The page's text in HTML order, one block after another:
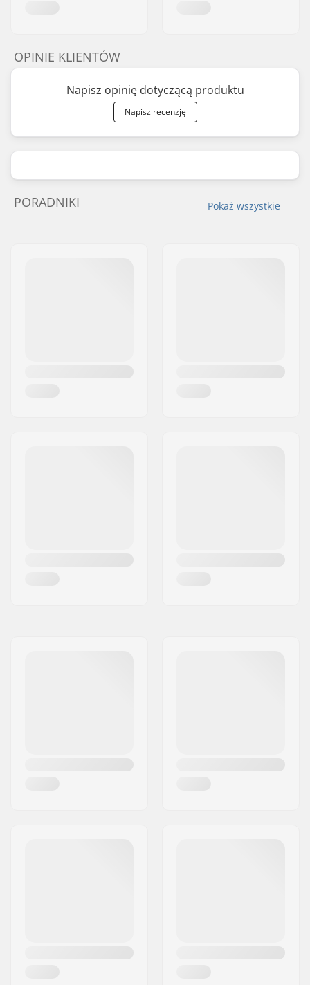
OPINIE KLIENTÓW
Napisz opinię dotyczącą produktu
Napisz recenzję
Pokaż wszystkie
PORADNIKI